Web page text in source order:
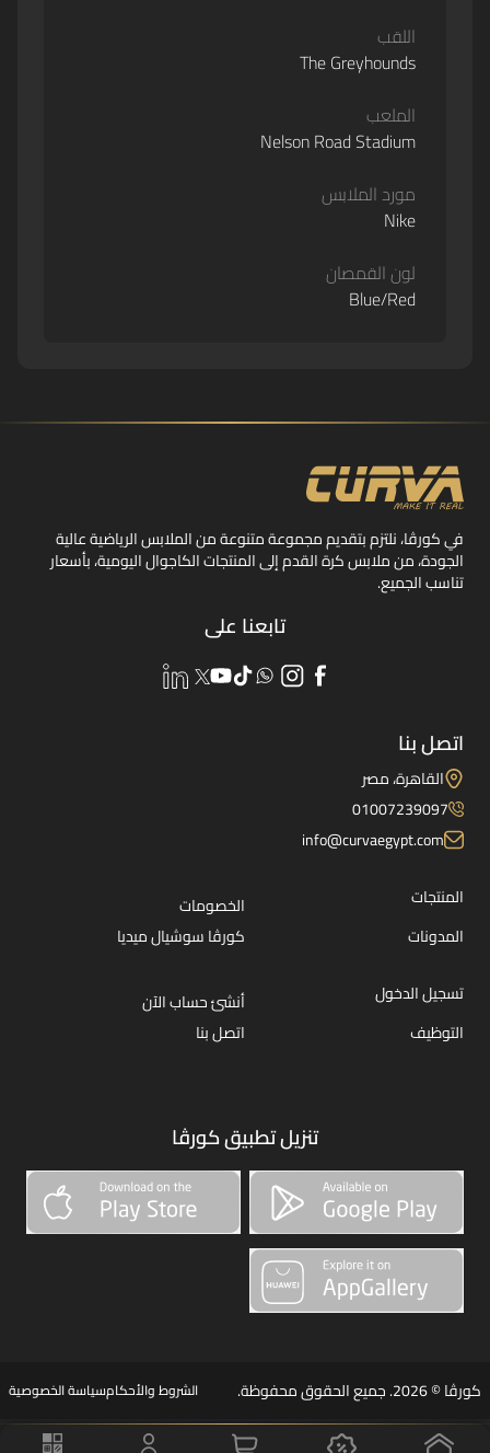
اللقب
The Greyhounds
الملعب
Nelson Road Stadium
مورد الملابس
Nike
لون القمصان
Blue/Red
في كورڤا، نلتزم بتقديم مجموعة متنوعة من الملابس الرياضية عالية
الجودة، من ملابس كرة القدم إلى المنتجات الكاجوال اليومية، بأسعار
تناسب الجميع.
تابعنا على
اتصل بنا
القاهرة، مصر
01007239097
info@curvaegypt.com
المنتجات
الخصومات
المدونات
كورڤا سوشيال ميديا
تسجيل الدخول
أنشئ حساب الآن
التوظيف
اتصل بنا
تنزيل تطبيق كورڤا
كورڤا © 2026. جميع الحقوق محفوظة. الشروط والأحكامسياسة الخصوصية